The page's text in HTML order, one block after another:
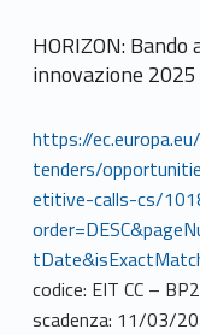
HORIZON:
innovazione
https://
tenders/
etitive-calls-cs/
codice: EIT CC –
scadenza: 11/03/